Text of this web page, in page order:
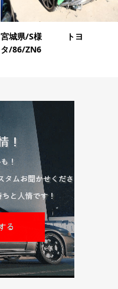
宮城県/S様 トヨ
タ/86/ZN6